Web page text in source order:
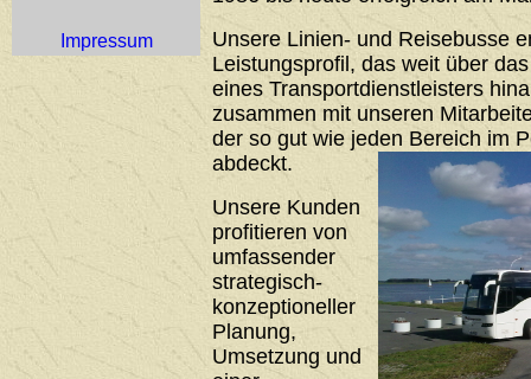
Impressum
Unsere Linien- und Reisebusse
Leistungsprofil, das weit über
eines Transportdienstleisters
zusammen mit unseren
der so gut wie jeden Bereich im
abdeckt.
Unsere Kunden
profitieren von
umfassender
strategisch-
konzeptioneller
Planung,
Umsetzung und